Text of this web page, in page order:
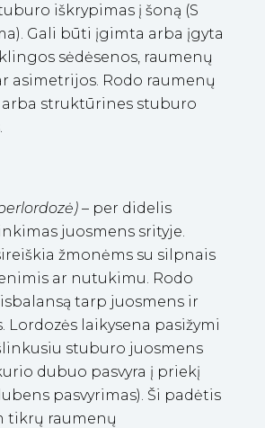
iškrypimas į šoną (S
Gali būti įgimta arba įgyta
sėdėsenos, raumenų
asimetrijos. Rodo raumenų
arba struktūrines stuburo
– per didelis
juosmens srityje.
žmonėms su silpnais
ar nutukimu. Rodo
tarp juosmens ir
Lordozės laikysena pasižymi
stuburo juosmens
dubuo pasvyra į priekį
pasvyrimas). Ši padėtis
tikrų raumenų